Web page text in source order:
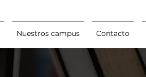
Nuestros campus Contacto